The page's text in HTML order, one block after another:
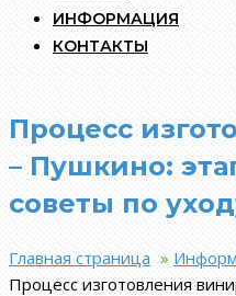
ИНФОРМАЦИЯ
КОНТАКТЫ
Процесс
– Пушкино:
советы по
Главная страница »
Процесс изготовления